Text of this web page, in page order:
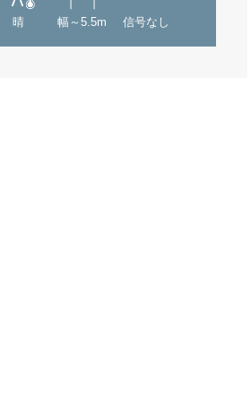
晴 幅～5.5m 信号なし